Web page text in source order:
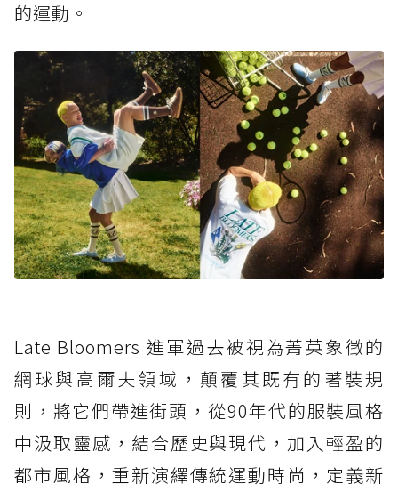
的運動。
Late Bloomers 進軍過去被視為菁英象徵的
網球與高爾夫領域，顛覆其既有的著裝規
則，將它們帶進街頭，從90年代的服裝風格
中汲取靈感，結合歷史與現代，加入輕盈的
都市風格，重新演繹傳統運動時尚，定義新